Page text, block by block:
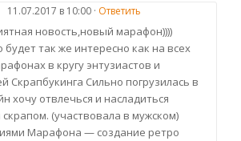
11.07.2017 в 10:00 · Ответить
новость,новый марафон))))
будет так же интересно как на всех
в кругу энтузиастов и
Скрапбукинга Сильно погрузилась в
хочу отвлечься и насладиться
(участвовала в мужском)
Марафона — создание ретро